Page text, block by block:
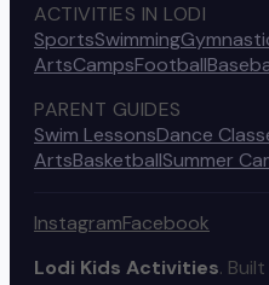
ACTIVITIES IN LODI
SportsSwimming
ArtsCampsFootball
PARENT GUIDES
Swim LessonsDance
ArtsBasketballSummer
InstagramFacebook
Lodi Kids Activities.